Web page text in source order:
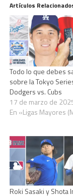
Artículos
Todo lo que debes
sobre la Tokyo
Dodgers vs. Cubs
17 de marzo de
En «Ligas Mayores
Roki Sasaki y Shota